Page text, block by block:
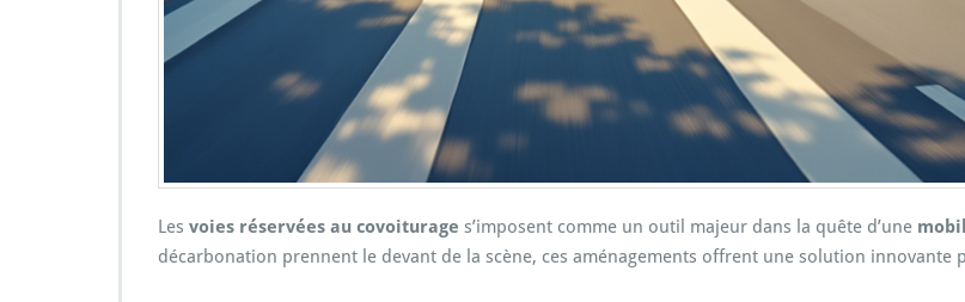
Les voies réservées au covoiturage s’imposent comme un outil majeur dans la quête d’une
décarbonation prennent le devant de la scène, ces aménagements offrent une solution innovante